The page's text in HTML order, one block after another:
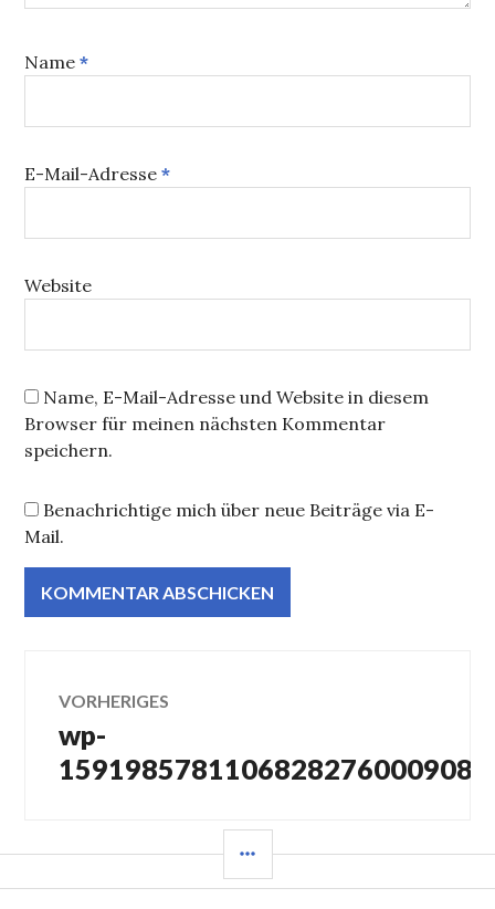
Name*
E-Mail-Adresse*
Website
Name, E-Mail-Adresse und Website in diesem
Browser für meinen nächsten Kommentar
speichern.
Benachrichtige mich über neue Beiträge via E-
Mail.
Beitragsnavigation
VORHERIGES
Vorheriger
Beitrag:
wp-